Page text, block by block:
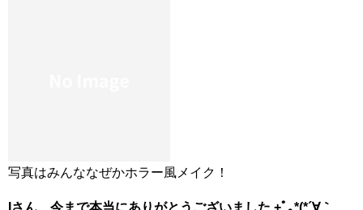
写真はみんななぜかホラー風メイク！
Iさん、今まで本当にありがとうございました +ﾟ｡*(*´∀｀